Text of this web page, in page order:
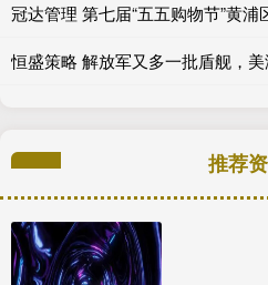
冠达管理 第七届“五五购物节”黄
推荐